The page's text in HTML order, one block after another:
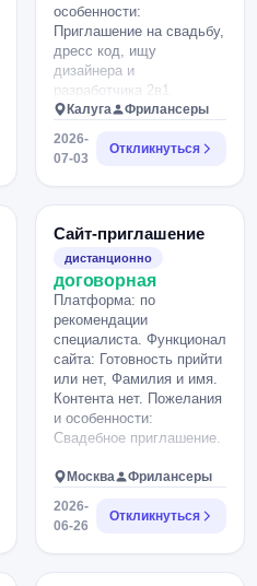
особенности:
Приглашение на свадьбу,
дресс код, ищу
дизайнера и
разработчика 2в1.
Калуга
Фрилансеры
2026-
07-03
Откликнуться
Сайт-приглашение
дистанционно
договорная
Платформа: по
рекомендации
специалиста. Функционал
сайта: Готовность прийти
или нет, Фамилия и имя.
Контента нет. Пожелания
и особенности:
Свадебное приглашение.
Москва
Фрилансеры
2026-
06-26
Откликнуться